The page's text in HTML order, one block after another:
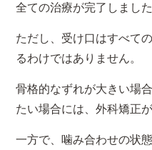
全ての治療が完了しました
ただし、受け口はすべて
るわけではありません。
骨格的なずれが大きい場
たい場合には、外科矯正
一方で、噛み合わせの状